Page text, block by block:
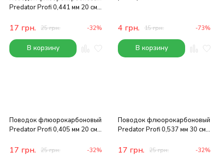
Predator Profi 0,441 мм 20 см
17 грн. 25грн. -32%
В корзину
4 грн. 15грн. -73%
В корзину
Поводок флюорокарбоновый
Predator Profi 0,405 мм 20 см
17 грн. 25грн. -32%
Поводок флюорокарбоновый
Predator Profi 0,537 мм 30 см
17 грн. 25грн. -32%